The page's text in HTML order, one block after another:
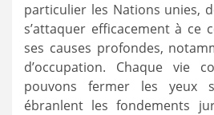
particulier les Nations unies,
s’attaquer efficacement à ce
ses causes profondes,
d’occupation. Chaque vie
pouvons fermer les yeux
ébranlent les fondements